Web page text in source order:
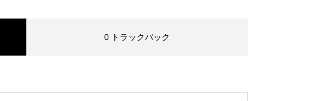
0 トラックバック